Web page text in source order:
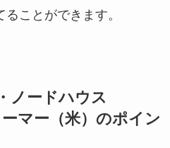
ことができます。
ノードハウス
ーマー（米）のポイン